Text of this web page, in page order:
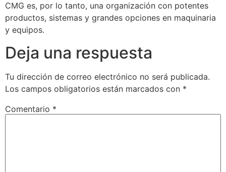
CMG es, por lo tanto, una organización con potentes
productos, sistemas y grandes opciones en maquinaria
y equipos.
Deja una respuesta
Tu dirección de correo electrónico no será publicada.
Los campos obligatorios están marcados con *
Comentario *